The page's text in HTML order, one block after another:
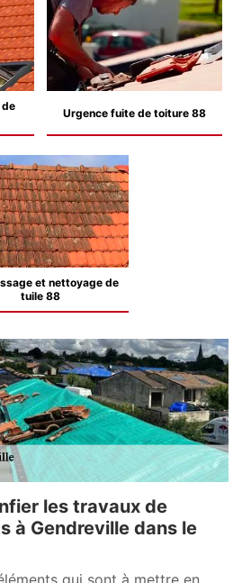
Urgence fuite de toiture 88
et nettoyage de
tuile 88
les travaux de
à Gendreville dans le
qui sont à mettre en